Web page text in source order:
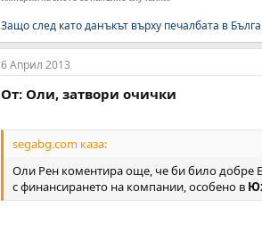
Защо след като данъкът върху печалбата в
6 Април 2013
От: Оли, затвори очички
segabg.com каза:
Оли Рен коментира още, че би било добре
с финансирането на компании, особено в